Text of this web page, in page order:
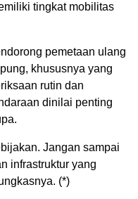
tingkat mobilitas
pemetaan ulang
khususnya yang
rutin dan
dinilai penting
Jangan sampai
infrastruktur yang
(*)